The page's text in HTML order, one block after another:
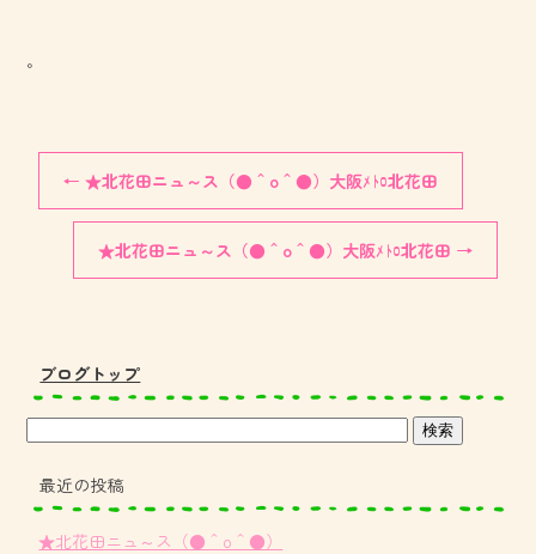
。
← ★北花田ニュ～ス（●＾o＾●）大阪ﾒﾄﾛ北花田
★北花田ニュ～ス（●＾o＾●）大阪ﾒﾄﾛ北花田 →
ブログトップ
最近の投稿
★北花田ニュ～ス（●＾o＾●）